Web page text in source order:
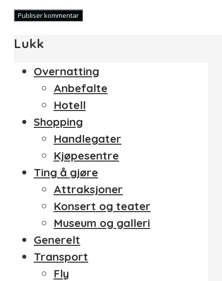
Lukk
Overnatting
Anbefalte
Hotell
Shopping
Handlegater
Kjøpesentre
Ting å gjøre
Attraksjoner
Konsert og teater
Museum og galleri
Generelt
Transport
Fly